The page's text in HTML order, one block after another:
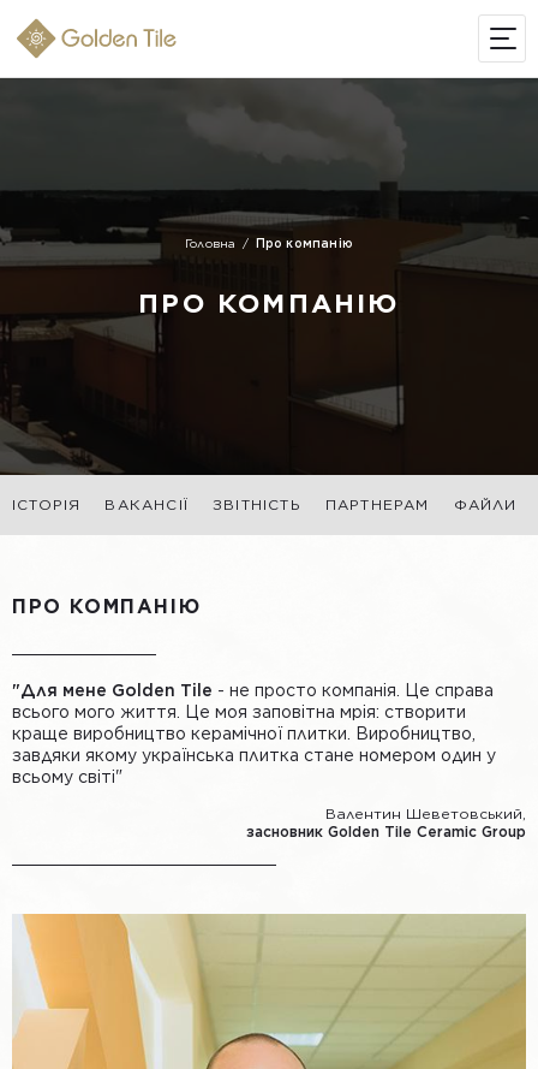
Головна Про компанію
ПРО КОМПАНІЮ
ІСТОРІЯ ВАКАНСІЇ ЗВІТНІСТЬ ПАРТНЕРАМ ФАЙЛИ
ПРО КОМПАНІЮ
"Для мене Golden Tile - не просто компанія. Це справа
всього мого життя. Це моя заповітна мрія: створити
краще виробництво керамічної плитки. Виробництво,
завдяки якому українська плитка стане номером один у
всьому світі"
Валентин Шеветовський,
засновник Golden Tile Ceramic Group